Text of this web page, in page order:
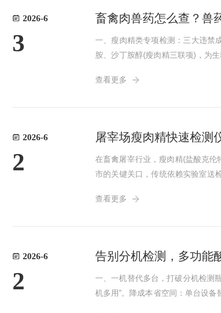
2026-6
3
畜禽肉兽药怎么查？兽
一、瘦肉精类专项检测：三大违禁
胺、沙丁胺醇(瘦肉精三联项)，为
题，三体宏科检测...
查看更多
2026-6
2
屠宰场瘦肉精快速检测
在畜禽屠宰行业，瘦肉精(盐酸克伦
市的关键关口，传统依赖实验室送
筛”的...
查看更多
2026-6
2
告别分机检测，多功能
一、一机替代多台，打破分机检测
机多用”。降成本省空间：单台设